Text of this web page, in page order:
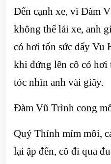
Đến cạnh xe, vì Đàm
không thể lái xe, anh
có hơi tốn sức đẩy Vu
khi đứng lên cô có
tóc nhìn anh vài giây.
Đàm Vũ Trình cong
Quý Thính mím môi,
lại ập đến, cô đi qua